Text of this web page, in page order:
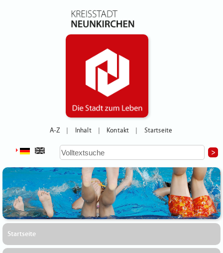
A-Z Inhalt Kontakt Startseite
Startseite